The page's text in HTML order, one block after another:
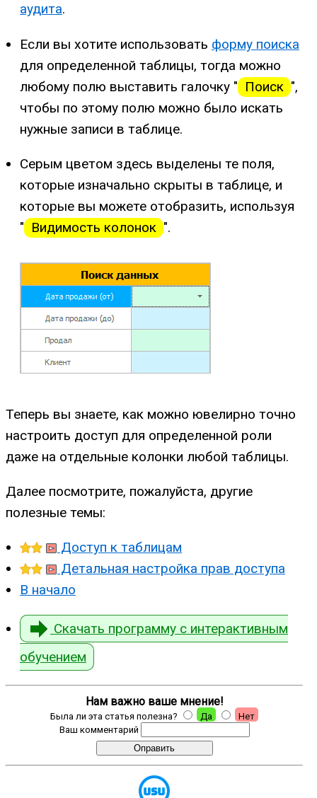
аудита.
Если вы хотите использовать форму поиска
для определенной таблицы, тогда можно
любому полю выставить галочку " Поиск ",
чтобы по этому полю можно было искать
нужные записи в таблице.
Серым цветом здесь выделены те поля,
которые изначально скрыты в таблице, и
которые вы можете отобразить, используя
" Видимость колонок ".
Теперь вы знаете, как можно ювелирно точно
настроить доступ для определенной роли
даже на отдельные колонки любой таблицы.
Далее посмотрите, пожалуйста, другие
полезные темы:
Доступ к таблицам
Детальная настройка прав доступа
В начало
Скачать программу с интерактивным
обучением
Нам важно ваше мнение!
Была ли эта статья полезна? Да
Нет
Ваш комментарий